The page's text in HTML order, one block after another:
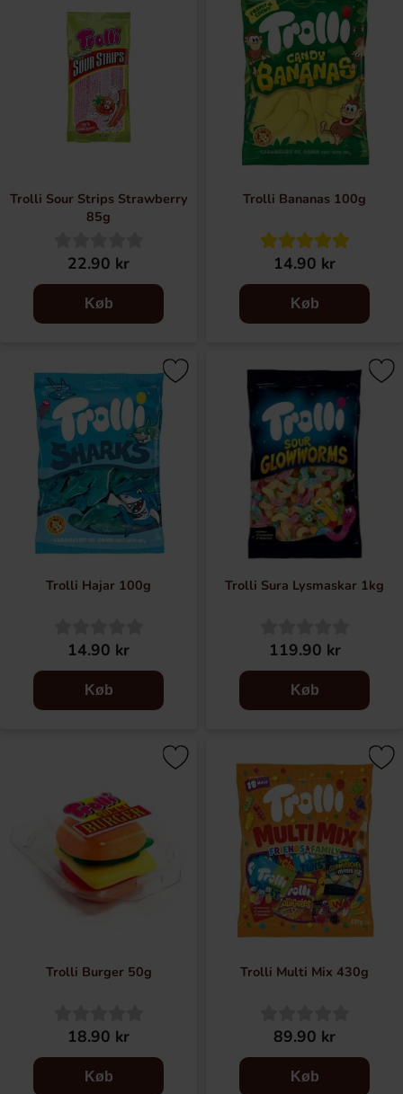
variation på konfekturemarkedet og gav virksomheden et
mere passende navn for deres dristige og kreative
kreationer: Trolli.
I 1982 kom de fÃ¸rste "Trolli Originals", som Ã¦ble- og
ferskenringe, ud på markedet. Det familieejede firma turde
tage springet over dammen og gjorde sensation ogsÃ¥ i
USA. Nu er Trollis slik elsket over hele verden, og de
Trolli Sour Strips Strawberry
85g
22.90 kr
Køb
Trolli Bananas 100g
14.90 kr
Køb
Trolli Hajar 100g
14.90 kr
Køb
Trolli Sura Lysmaskar 1kg
119.90 kr
Køb
Trolli Burger 50g
18.90 kr
Køb
Trolli Multi Mix 430g
89.90 kr
Køb